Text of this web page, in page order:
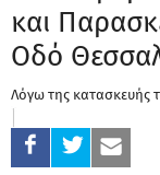
και
Οδό
Λόγω της κατασκευής